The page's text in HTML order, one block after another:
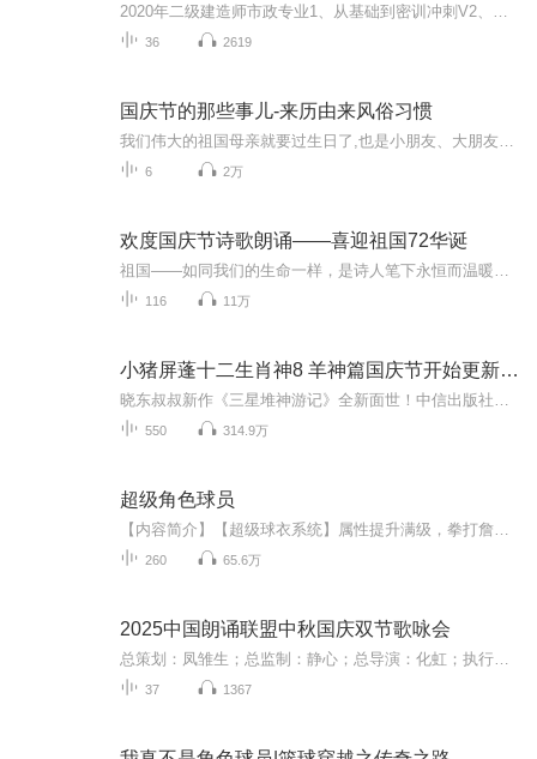
36 2619
国庆节的那些事儿-来历由来风俗习惯
6 2万
欢度国庆节诗歌朗诵——喜迎祖国72华诞
116 11万
小猪屏蓬十二生肖神8 羊神篇国庆节开始更新啦！
550 314.9万
超级角色球员
260 65.6万
2025中国朗诵联盟中秋国庆双节歌咏会
37 1367